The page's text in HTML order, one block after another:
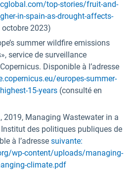
top-stories/fruit-and-
in-spain-as-drought-affects-
2023)
summer wildfire emissions
service de surveillance
Disponible à l’adresse
europes-summer-
15-years (consulté en
2019, Managing Wastewater in a
des politiques publiques de
à l’adresse suivante:
wp-content/uploads/managing-
climate.pdf